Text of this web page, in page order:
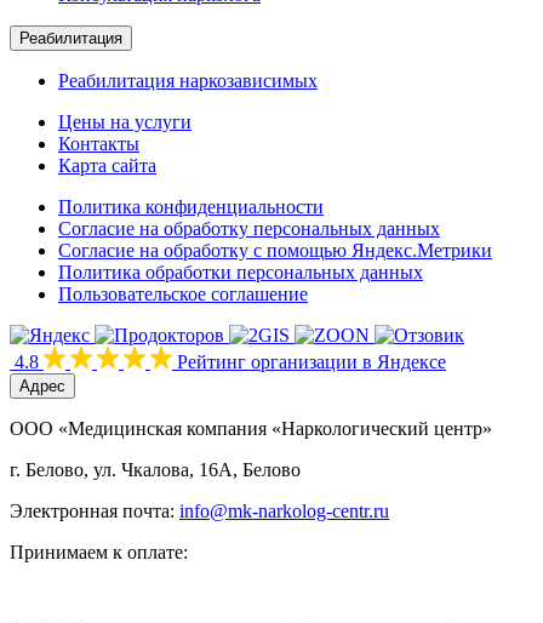
Реабилитация
Реабилитация наркозависимых
Цены на услуги
Контакты
Карта сайта
Политика конфиденциальности
Согласие на обработку персональных данных
Согласие на обработку с помощью Яндекс.Метрики
Политика обработки персональных данных
Пользовательское соглашение
4.8 Рейтинг организации в Яндексе
Адрес
ООО «Медицинская компания «Наркологический центр»
г. Белово, ул. Чкалова, 16А, Белово
Электронная почта: info@mk-narkolog-centr.ru
Принимаем к оплате: